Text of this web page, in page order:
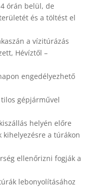
órán belül, de
és a töltést el
a vízitúrázás
Hévíztől –
engedélyezhető
gépjárművel
helyén előre
a túrákon
ellenőrizni fogják a
lebonyolításához